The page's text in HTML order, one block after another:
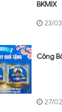
BKMIX
23/
Công
27/